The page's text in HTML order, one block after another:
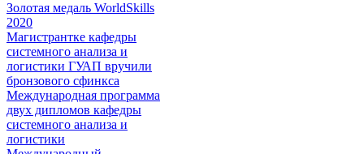
Золотая медаль WorldSkills
2020
Магистрантке кафедры
системного анализа и
логистики ГУАП вручили
бронзового сфинкса
Международная программа
двух дипломов кафедры
системного анализа и
логистики